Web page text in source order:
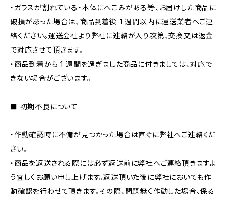
・ガラスが割れている・本体にへこみがある等、お届けした商品に
破損があった場合は、商品到着後 1 週間以内に運送業者へご連
絡ください。運送会社より弊社に連絡が入り次第、交換又は返金
で対応させて頂きます。
・商品到着から 1 週間を過ぎました商品に付きましては、対応で
きない場合がございます。
■ 初期不良について
・作動確認時に不備が見つかった場合は直ぐに弊社へご連絡くだ
さい。
・商品を返送される際には必ず返送前に弊社へご連絡頂きますよ
う宜しくお願い申し上げます。返送頂いた後に弊社においても作
動確認を行わせて頂きます。その際、問題無く作動した場合、係る